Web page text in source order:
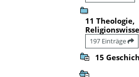
11 Theologie,
197 Einträge
15